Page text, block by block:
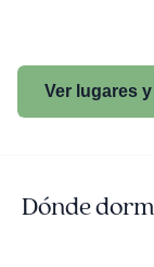
Ver lugares
Dónde